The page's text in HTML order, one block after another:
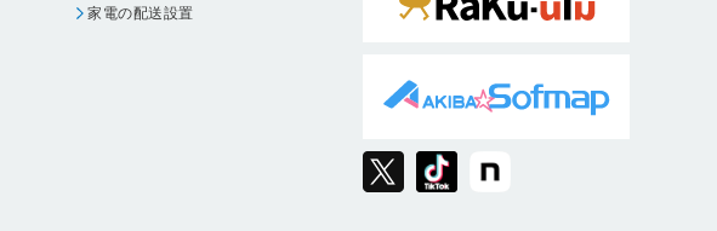
家電の配送設置